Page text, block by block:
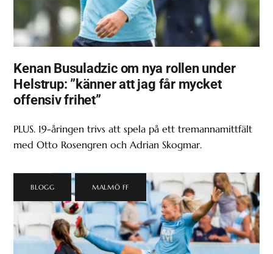
Kenan Busuladzic om nya rollen under
Helstrup: ”känner att jag får mycket
offensiv frihet”
PLUS. 19-åringen trivs att spela på ett tremannamittfält
med Otto Rosengren och Adrian Skogmar.
BLOGG MALMÖ FF